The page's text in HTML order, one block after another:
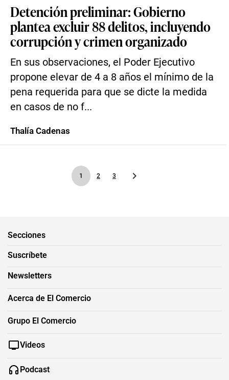
Detención preliminar: Gobierno
plantea excluir 88 delitos, incluyendo
corrupción y crimen organizado
En sus observaciones, el Poder Ejecutivo
propone elevar de 4 a 8 años el mínimo de la
pena requerida para que se dicte la medida
en casos de no f...
Thalía Cadenas
1 2 3
Secciones
Suscríbete
Newsletters
Acerca de El Comercio
Grupo El Comercio
Videos
Podcast